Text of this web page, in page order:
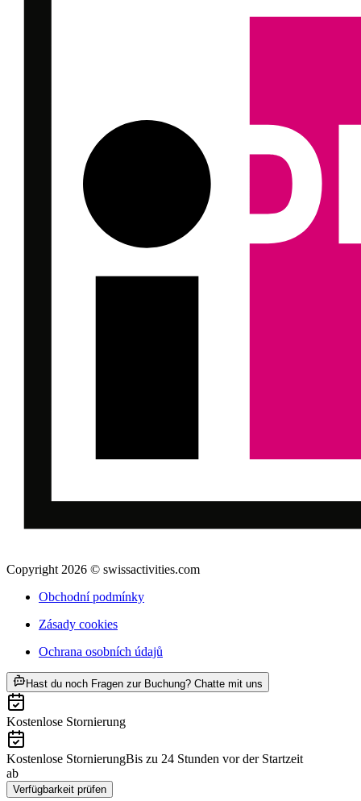
Copyright 2026 © swissactivities.com
Obchodní podmínky
Zásady cookies
Ochrana osobních údajů
Hast du noch Fragen zur Buchung? Chatte mit uns
Kostenlose Stornierung
Kostenlose StornierungBis zu 24 Stunden vor der Startzeit
ab
Verfügbarkeit prüfen